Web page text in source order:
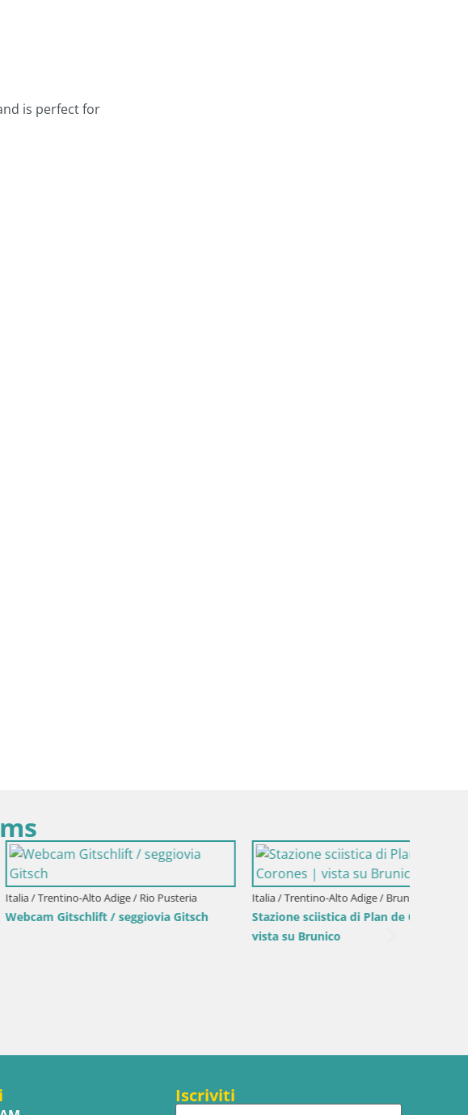
is perfect for
Alto Adige / Brunico
di Plan de Corones |
Iscriviti